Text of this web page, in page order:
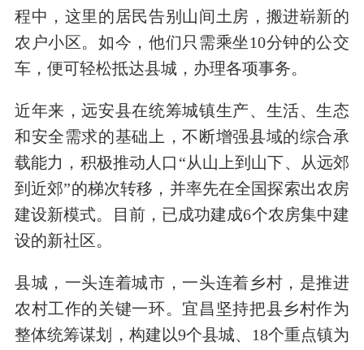
程中，这里的居民告别山间土房，搬进崭新的
农户小区。如今，他们只需乘坐10分钟的公交
车，便可轻松抵达县城，办理各项事务。
近年来，远安县在统筹城镇生产、生活、生态
和安全需求的基础上，不断增强县域的综合承
载能力，积极推动人口“从山上到山下、从远郊
到近郊”的梯次转移，并率先在全国探索出农房
建设新模式。目前，已成功建成6个农房集中建
设的新社区。
县城，一头连着城市，一头连着乡村，是推进
农村工作的关键一环。宜昌坚持把县乡村作为
整体统筹谋划，构建以9个县城、18个重点镇为